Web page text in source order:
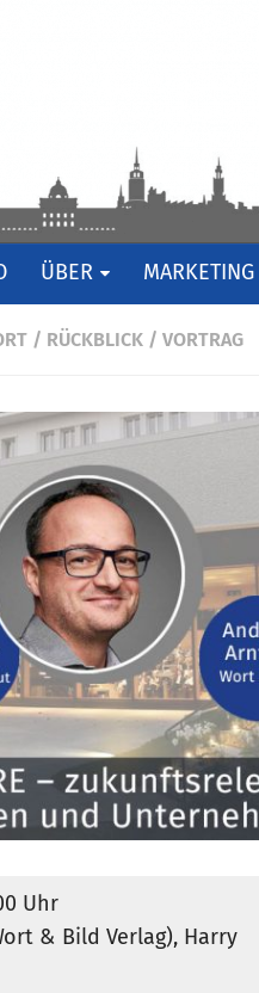
ÜBER
/ RÜCKBLICK / VORTRAG
Uhr
& Bild Verlag), Harry